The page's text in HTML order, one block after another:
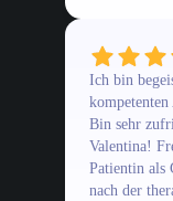
Ich bin
Bin sehr
Valentina!
Patientin als
nach der